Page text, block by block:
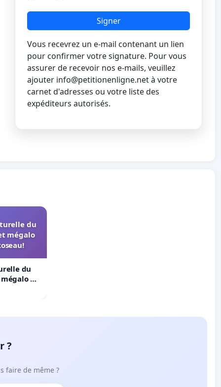
Signer
Vous recevrez un e-mail contenant un lien
pour confirmer votre signature. Pour vous
assurer de recevoir nos e-mails, veuillez
ajouter info@petitionenligne.netà votre
carnet d'adresses ou votre liste des
expéditeurs autorisés.
du
mégalo
du
du
?
faire de même ?